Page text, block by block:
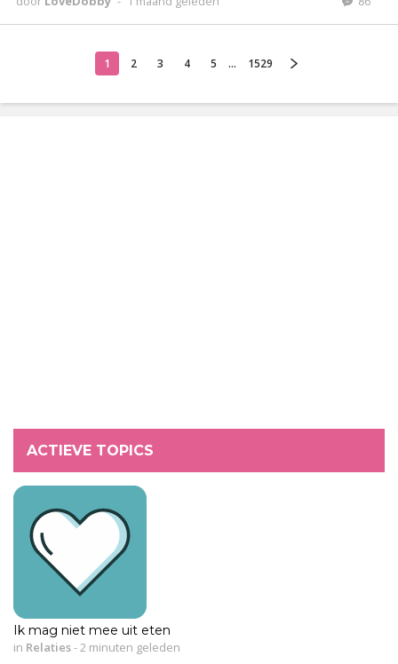
1 2 3 4 5 ... 1529
ACTIEVE TOPICS
Ik mag niet mee uit eten
in Relaties- 2 minuten geleden